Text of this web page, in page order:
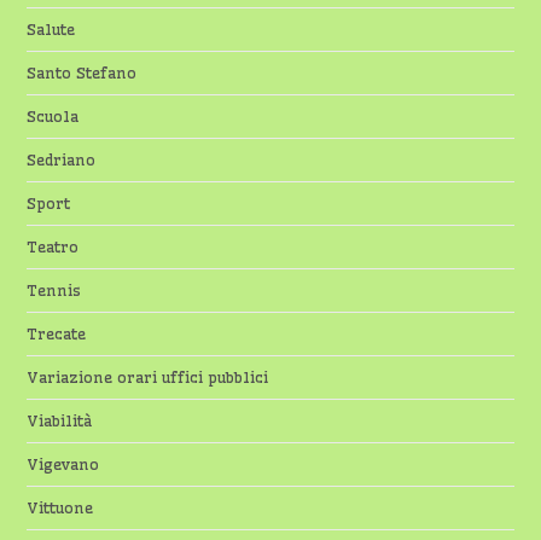
Salute
Santo Stefano
Scuola
Sedriano
Sport
Teatro
Tennis
Trecate
Variazione orari uffici pubblici
Viabilità
Vigevano
Vittuone